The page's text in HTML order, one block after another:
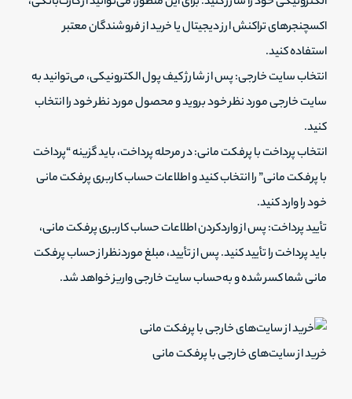
اکسچنجرهای تراکنش ارز دیجیتال یا خرید از فروشندگان معتبر
استفاده کنید.
انتخاب سایت خارجی: پس از شارژ کیف پول الکترونیکی، می‌توانید به
سایت خارجی مورد نظر خود بروید و محصول مورد نظر خود را انتخاب
کنید.
انتخاب پرداخت با پرفکت مانی: در مرحله پرداخت، باید گزینه “پرداخت
با پرفکت مانی” را انتخاب کنید و اطلاعات حساب کاربری پرفکت مانی
خود را وارد کنید.
تأیید پرداخت: پس از واردکردن اطلاعات حساب کاربری پرفکت مانی،
باید پرداخت را تأیید کنید. پس از تأیید، مبلغ موردنظر از حساب پرفکت
مانی شما کسر شده و به‌حساب سایت خارجی واریز خواهد شد.
خرید از سایت‌های خارجی با پرفکت مانی